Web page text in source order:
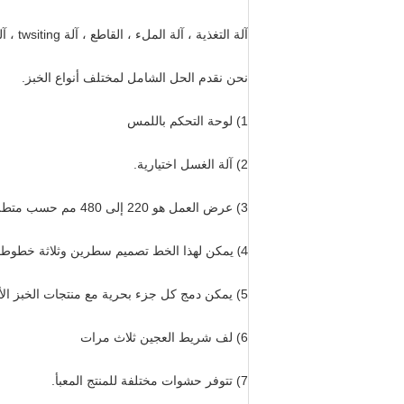
آلة التغذية ، آلة الملء ، القاطع ، آلة twsiting ، آلة صينية الخبز ، مصحح ، فرن دوار أو فرن سطح إذا كنت في حاجة إليها.
نحن نقدم الحل الشامل لمختلف أنواع الخبز.
1) لوحة التحكم باللمس
2) آلة الغسل اختيارية.
3) عرض العمل هو 220 إلى 480 مم حسب متطلباتك.
4) يمكن لهذا الخط تصميم سطرين وثلاثة خطوط وأربعة خطوط ، ويمكنه تحسين قدرتك.
5) يمكن دمج كل جزء بحرية مع منتجات الخبز
6) لف شريط العجين ثلاث مرات
7) تتوفر حشوات مختلفة للمنتج المعبأ.